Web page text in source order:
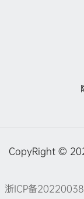
CopyRight ©
浙ICP备